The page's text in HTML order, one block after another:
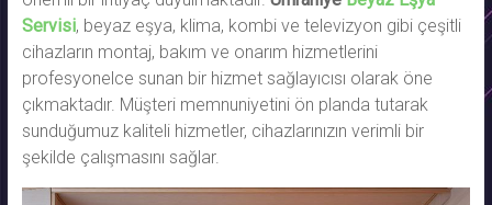
Servisi, beyaz eşya, klima, kombi ve televizyon gibi çeşitli
cihazların montaj, bakım ve onarım hizmetlerini
profesyonelce sunan bir hizmet sağlayıcısı olarak öne
çıkmaktadır. Müşteri memnuniyetini ön planda tutarak
sunduğumuz kaliteli hizmetler, cihazlarınızın verimli bir
şekilde çalışmasını sağlar.